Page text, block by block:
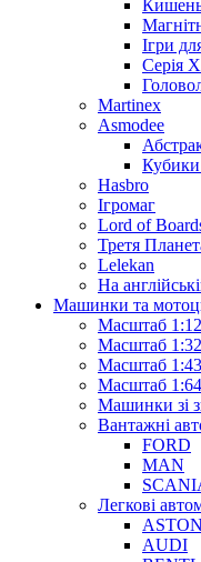
Ігри
Серія
Martinex
Asmodee
Кубики
Hasbro
Ігромаг
Lord of
Третя
Lelekan
На
Машинки та
Масштаб 1:12
Масштаб
Масштаб 1:43
Масштаб 1:64
Машинки зі
Вантажні
FORD
MAN
Легкові
AUDI